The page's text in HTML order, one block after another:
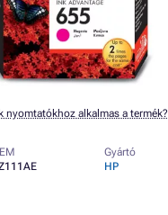
nyomtatókhoz alkalmas a termék?
Gyártó
HP